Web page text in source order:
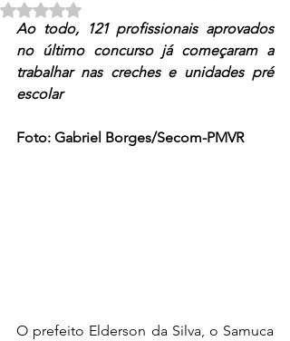
Avaliado com NaN de 5 estrelas.
Ao todo, 121 profissionais aprovados
no último concurso já começaram a
trabalhar nas creches e unidades pré
escolar
Foto: Gabriel Borges/Secom-PMVR
O prefeito Elderson da Silva, o Samuca